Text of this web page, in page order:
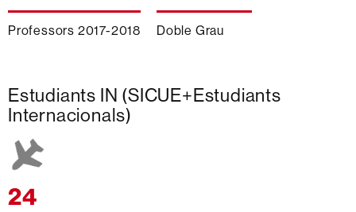
Professors 2017-2018 Doble Grau
Estudiants IN (SICUE+Estudiants
Internacionals)
24